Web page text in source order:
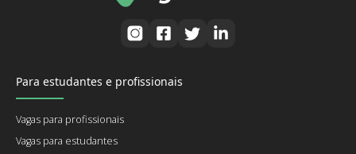
Para estudantes e profissionais
Vagas para profissionais
Vagas para estudantes